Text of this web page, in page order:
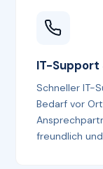
IT-Support
Schneller IT-
Bedarf vor
freundlich